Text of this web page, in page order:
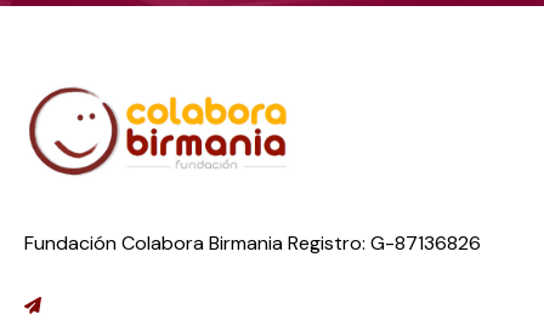
Fundación Colabora Birmania Registro: G-87136826